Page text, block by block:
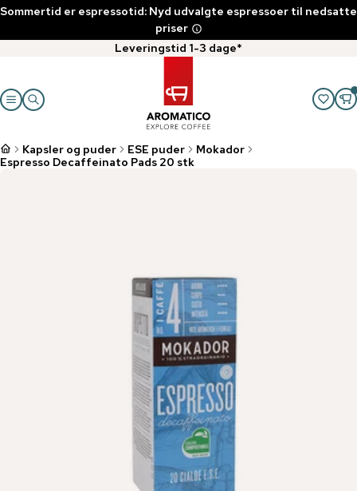
Sommertid er espressotid: Nyd udvalgte espressoer til nedsatte
priser
Leveringstid 1-3 dage*
Kapsler og puder ESE puder
Mokador
Espresso Decaffeinato Pads 20 stk